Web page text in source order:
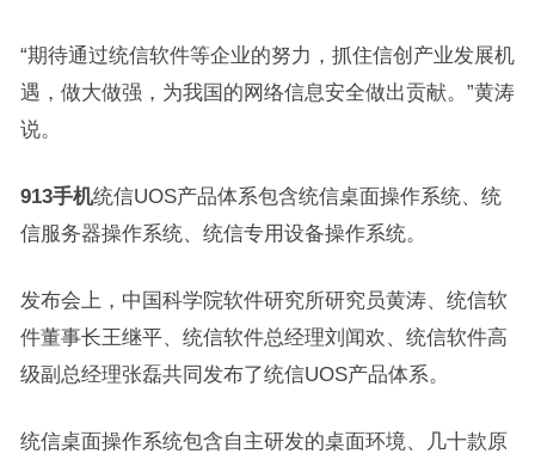
“期待通过统信软件等企业的努力，抓住信创产业发展机
遇，做大做强，为我国的网络信息安全做出贡献。”黄涛
说。
913手机统信UOS产品体系包含统信桌面操作系统、统
信服务器操作系统、统信专用设备操作系统。
发布会上，中国科学院软件研究所研究员黄涛、统信软
件董事长王继平、统信软件总经理刘闻欢、统信软件高
级副总经理张磊共同发布了统信UOS产品体系。
统信桌面操作系统包含自主研发的桌面环境、几十款原